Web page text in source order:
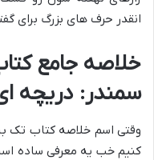
انقدر حرف های بزرگ برای
خلاصه جامع
سمندر: دریچه
وقتی اسم خلاصه کتاب تک
کنیم خب یه معرفی ساده